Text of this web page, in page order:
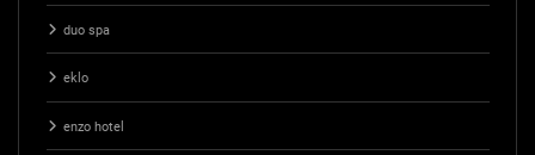
duo spa
eklo
enzo hotel